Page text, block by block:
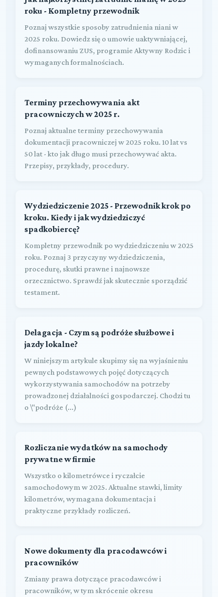
roku - Kompletny przewodnik
Poznaj wszystkie sposoby zatrudnienia niani w
2025 roku. Dowiedz się o umowie uaktywniającej,
dofinansowaniu ZUS, programie Aktywny Rodzic i
wymaganych formalnościach.
Terminy przechowywania akt
pracowniczych w 2025 r.
Poznaj aktualne terminy przechowywania
dokumentacji pracowniczej w 2025 roku. 10 lat vs
50 lat - kto jak długo musi przechowywać akta.
Przepisy, przykłady, procedury.
Wydziedziczenie 2025 - Przewodnik krok po
kroku. Kiedy i jak wydziedziczyć
spadkobiercę?
Kompletny przewodnik po wydziedziczeniu w 2025
roku. Poznaj 3 przyczyny wydziedziczenia,
procedurę, skutki prawne i najnowsze
orzecznictwo. Sprawdź jak skutecznie sporządzić
testament.
Delagacja - Czym są podróże służbowe i
jazdy lokalne?
W niniejszym artykule skupimy się na wyjaśnieniu
pewnych podstawowych pojęć dotyczących
wykorzystywania samochodów na potrzeby
prowadzonej działalności gospodarczej. Chodzi tu
o \"podróże (...)
Rozliczanie wydatków na samochody
prywatne w firmie
Wszystko o kilometrówce i ryczałcie
samochodowym w 2025. Aktualne stawki, limity
kilometrów, wymagana dokumentacja i
praktyczne przykłady rozliczeń.
Nowe dokumenty dla pracodawców i
pracowników
Zmiany prawa dotyczące pracodawców i
pracowników, w tym skrócenie okresu